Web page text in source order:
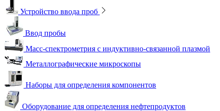
Устройство ввода проб
Ввод пробы
Масс-спектрометрия с индуктивно-связанной плазмой
Металлографические микроскопы
Наборы для определения компонентов
Оборудование для определения нефтепродуктов